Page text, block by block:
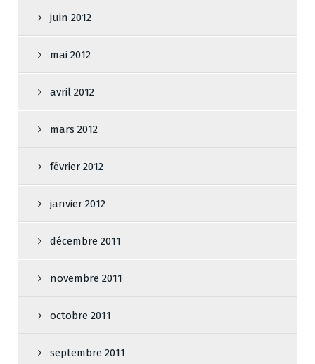
juin 2012
mai 2012
avril 2012
mars 2012
février 2012
janvier 2012
décembre 2011
novembre 2011
octobre 2011
septembre 2011